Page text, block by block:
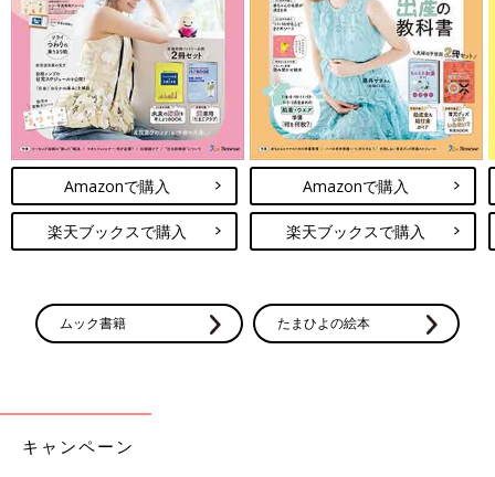
Amazonで購入
楽天ブックスで購入
Amazonで購入
楽天ブックスで購入
ムック書籍 たまひよの絵本
キャンペーン